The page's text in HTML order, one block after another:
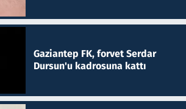
Gaziantep FK, forvet Serdar
Dursun'u kadrosuna kattı